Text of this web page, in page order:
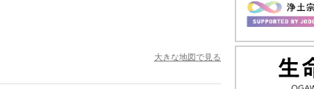
大きな地図で見る